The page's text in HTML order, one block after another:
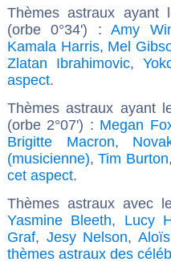
Thèmes astraux ayant
(orbe 0°34') :Amy
Kamala Harris, Mel
Zlatan Ibrahimovic,
aspect.
Thèmes astraux ayant
(orbe 2°07') : Megan
Brigitte Macron,
(musicienne),Tim Burton
cet aspect.
Thèmes astraux avec
Yasmine Bleeth, Lucy
Graf, Jesy Nelson,
thèmes astraux des